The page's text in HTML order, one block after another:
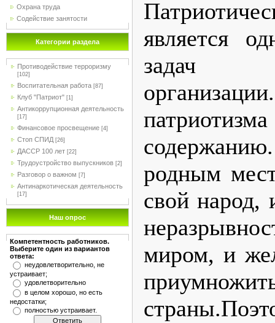
Охрана труда
Содействие занятости
Категории раздела
Противодействие терроризму
[102]
Воспитательная работа [87]
Клуб "Патриот" [1]
Антикоррупционная деятельность
[17]
Финансовое просвещение [4]
Стоп СПИД [26]
ДАССР 100 лет [22]
Трудоустройство выпускников [2]
Разговор о важном [7]
Антинаркотическая деятельность
[17]
Наш опрос
Компетентность работников.
Выберите один из вариантов
ответа:
неудовлетворительно, не
устраивает;
удовлетворительно
в целом хорошо, но есть
недостатки;
полностью устраивает.
является
задач
родным
свой народ,
миром, и